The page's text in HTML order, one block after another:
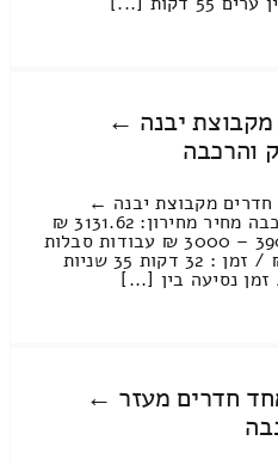
יבנה ←
והרכבה
מקבוצת יבנה ←
לגבעת אלה כולל פירוק והרכבה מחיר מחירון: 3131.62 ₪
/ אלה שבטווח המחירים 3900 – 3000 ₪ עבודות סבלות
, טעינה ופריקה : 1163.78 ₪ / זמן : 32 דקות 35 שניות
חדרים מעזר ←